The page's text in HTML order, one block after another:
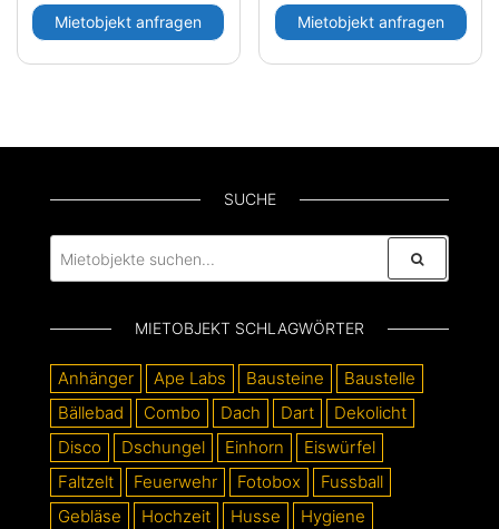
Mietobjekt anfragen Mietobjekt anfragen
SUCHE
MIETOBJEKT SCHLAGWÖRTER
Anhänger Ape Labs Bausteine
Baustelle
Bällebad
Combo Dach Dart
Dekolicht
Disco
Dschungel Einhorn
Eiswürfel
Faltzelt
Feuerwehr Fotobox
Fussball
Gebläse
Hochzeit Husse
Hygiene